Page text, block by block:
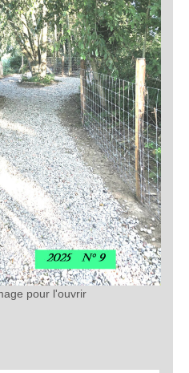
pour l'ouvrir